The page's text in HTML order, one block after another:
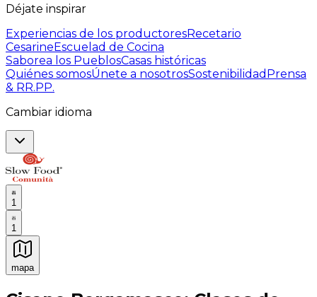
Déjate inspirar
Experiencias de los productoresRecetario
CesarineEscuelad de Cocina
Saborea los PueblosCasas históricas
Quiénes somosÚnete a nosotrosSostenibilidad Prensa
& RR.PP.
Cambiar idioma
1
1
mapa